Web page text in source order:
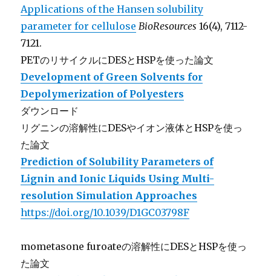
Applications of the Hansen solubility
parameter for cellulose BioResources16(4), 7112-
7121.
PETのリサイクルにDESとHSPを使った論文
Development of Green Solvents for
Depolymerization of Polyesters
ダウンロード
リグニンの溶解性にDESやイオン液体とHSPを使っ
た論文
Prediction of Solubility Parameters of
Lignin and Ionic Liquids Using Multi-
resolution Simulation Approaches
https://doi.org/10.1039/D1GC03798F
mometasone furoateの溶解性にDESとHSPを使っ
た論文